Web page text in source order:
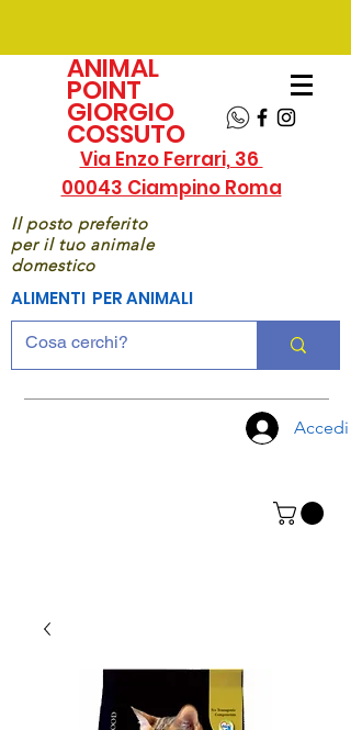
ANIMAL
POINT
GIORGIO
COSSUTO
Via Enzo Ferrari, 36
00043 Ciampino Roma
Il posto preferito
per il tuo animale
domestico
ALIMENTI PER ANIMALI
Accedi